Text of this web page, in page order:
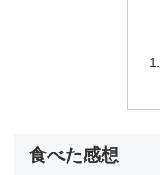
食べた感想